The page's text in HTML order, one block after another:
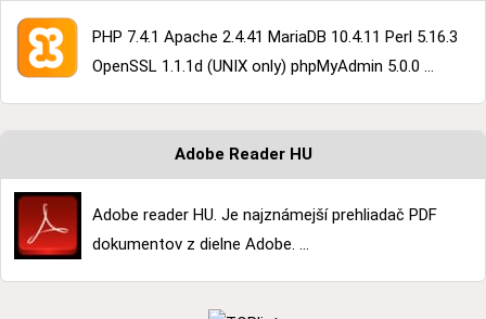
PHP 7.4.1 Apache 2.4.41 MariaDB 10.4.11 Perl 5.16.3
OpenSSL 1.1.1d (UNIX only) phpMyAdmin 5.0.0 ...
Adobe Reader HU
Adobe reader HU. Je najznámejší prehliadač PDF
dokumentov z dielne Adobe. ...